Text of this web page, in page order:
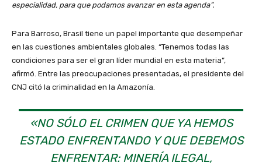
especialidad, para que podamos avanzar en esta agenda”.
Para Barroso, Brasil tiene un papel importante que desempeñar
en las cuestiones ambientales globales. “Tenemos todas las
condiciones para ser el gran líder mundial en esta materia”,
afirmó. Entre las preocupaciones presentadas, el presidente del
CNJ citó la criminalidad en la Amazonía.
«NO SÓLO EL CRIMEN QUE YA HEMOS
ESTADO ENFRENTANDO Y QUE DEBEMOS
ENFRENTAR: MINERÍA ILEGAL,